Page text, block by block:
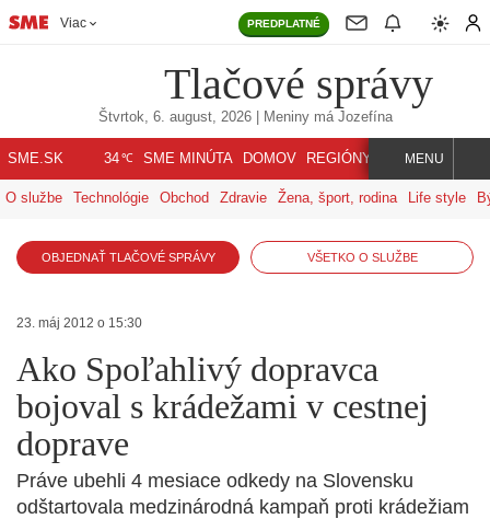
Viac PREDPLATNÉ
Tlačové správy
Štvrtok, 6. august, 2026| Meniny má Jozefína
SME.SK 34℃ SME MINÚTA DOMOV REGIÓNY INDEX SVET
MENU
O službe Technológie Obchod Zdravie Žena, šport, rodina Life style
OBJEDNAŤ TLAČOVÉ SPRÁVY VŠETKO O SLUŽBE
23. máj 2012 o 15:30
Ako Spoľahlivý dopravca
bojoval s krádežami v cestnej
doprave
Práve ubehli 4 mesiace odkedy na Slovensku
odštartovala medzinárodná kampaň proti krádežiam